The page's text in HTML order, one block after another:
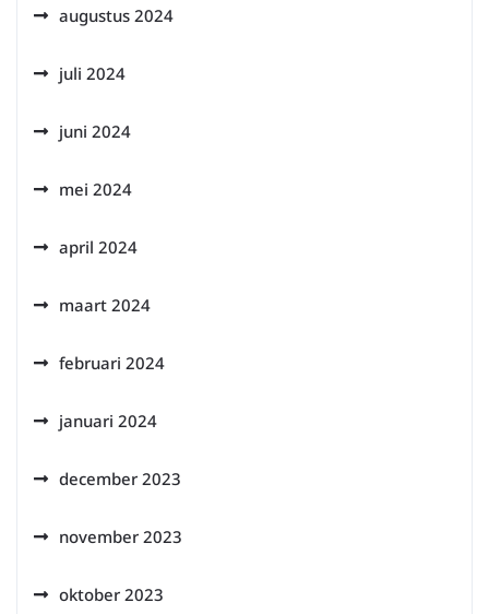
augustus 2024
juli 2024
juni 2024
mei 2024
april 2024
maart 2024
februari 2024
januari 2024
december 2023
november 2023
oktober 2023